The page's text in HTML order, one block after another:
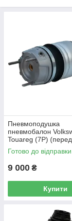
Пневмоподушка
пневмобалон
Touareg (7P)
Готово до відправки
9 000 ₴
Купити